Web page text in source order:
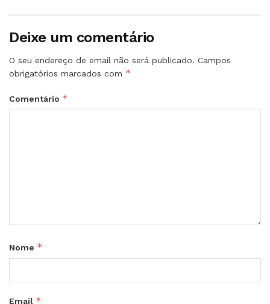
Deixe um comentário
O seu endereço de email não será publicado. Campos
obrigatórios marcados com *
Comentário *
Nome *
Email *